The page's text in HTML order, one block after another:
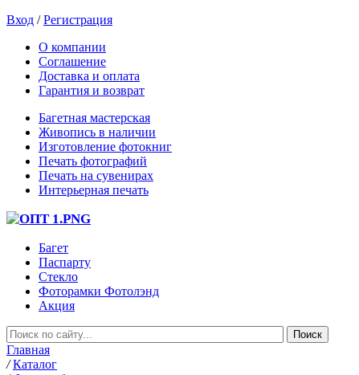
Вход /Регистрация
О компании
Соглашение
Доставка и оплата
Гарантия и возврат
Багетная мастерская
Живопись в наличии
Изготовление фотокниг
Печать фотографий
Печать на сувенирах
Интерьерная печать
Багет
Паспарту
Стекло
Фоторамки Фотолэнд
Акция
Главная
/ Каталог